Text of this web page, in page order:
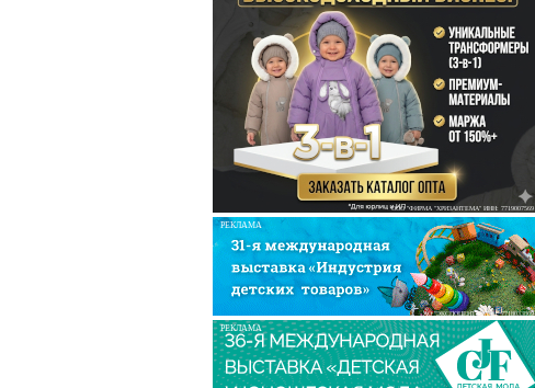
ООО "ФИРМА "ХРИЗАНТЕМА" ИНН: 7719007569
РЕКЛАМА
АО "ЭКСПОЦЕНТР" ИНН: 7718033809
РЕКЛАМА